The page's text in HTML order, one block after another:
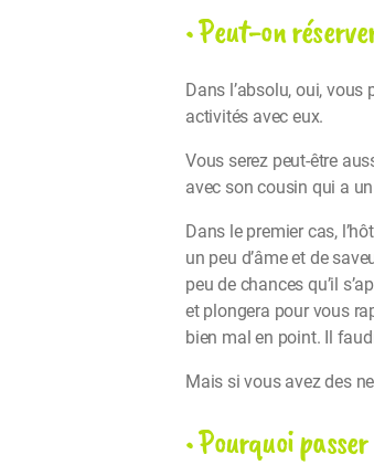
• Peut-on
Dans l’absolu, oui,
activités avec eux.
Vous serez peut-être
avec son cousin qui a
Dans le premier cas,
un peu d’âme et de
peu de chances qu’il
et plongera pour vous
bien mal en point. Il
Mais si vous avez des
• Pourquoi